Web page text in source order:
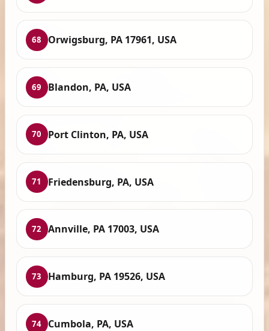
68 Orwigsburg, PA 17961, USA
69 Blandon, PA, USA
70 Port Clinton, PA, USA
71 Friedensburg, PA, USA
72 Annville, PA 17003, USA
73 Hamburg, PA 19526, USA
74 Cumbola, PA, USA